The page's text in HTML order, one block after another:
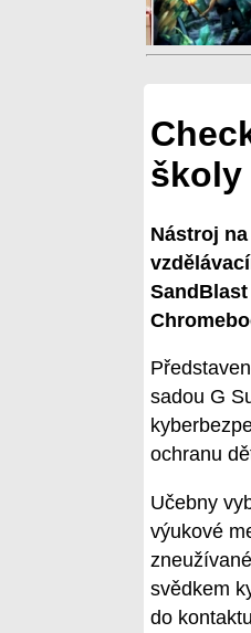
školy
Nástroj
sadou G
ochranu
Učebny
výukové
svědkem
do